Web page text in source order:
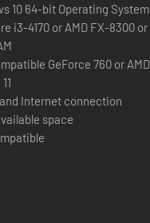
pueden usar
que persiguen a
atacarlo. El
y teletransportarse hasta
atrapados por cadenas
10 64-bit Operating System
i3-4170 or AMD FX-8300
GeForce 760 or
Internet connection
space